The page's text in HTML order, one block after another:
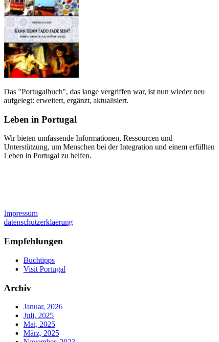
Das "Portugalbuch", das lange vergriffen war, ist nun wieder neu
aufgelegt: erweitert, ergänzt, aktualisiert.
Leben in Portugal
Wir bieten umfassende Informationen, Ressourcen und
Unterstützung, um Menschen bei der Integration und einem erfüllten
Leben in Portugal zu helfen.
Impressum
datenschutzerklaerung
Empfehlungen
Buchtipps
Visit Portugal
Archiv
Januar, 2026
Juli, 2025
Mai, 2025
März, 2025